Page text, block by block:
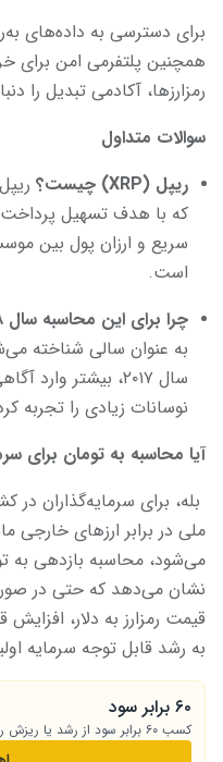
برای دسترسی به داده‌های
رمزارزها، آکادمی تبدیل را
سوالات متداول
ریپل (XRP) چیست؟
که با هدف تسهیل
سریع و ارزان پول بین
است.
چرا برای این محاسبه سال
به عنوان سالی شناخته
سال ۲۰۱۷، بیشتر
نوسانات زیادی را تجربه
آیا محاسبه به تومان برای
بله، برای سرمایه‌گذاران در
ملی در برابر ارزهای خارجی
می‌شود، محاسبه بازدهی به
نشان می‌دهد که حتی در
قیمت رمزارز به دلار،
به رشد قابل توجه سرمایه
۶۰ برابر سود
کسب ۶۰ برابر سود از رشد یا ریزش ریپل با اهرم ویژه تبدیل